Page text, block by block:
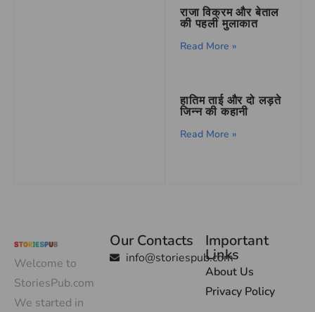
राजा विक्रम और बेताल
की पहली मुलाकात
Read More »
हातिम ताई और दो लड़ते
जिन्न की कहानी
Read More »
Welcome to
StoriesPub.com
We started in
Our Contacts
info@storiespub.com
Important
Links
About Us
Privacy Policy